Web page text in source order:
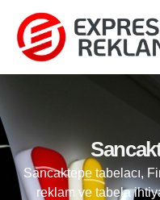
Sancaktepe tabelacı,
reklam ve tabela